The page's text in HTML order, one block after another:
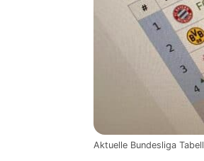
Aktuelle Bundesliga